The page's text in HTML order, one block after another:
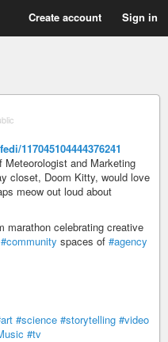
Create account Sign in
117045104444376241
Meteorologist and Marketing
closet, Doom Kitty, would love
meow out loud about
marathon celebrating creative
#community spaces of #agency
#science #storytelling #video
#tv